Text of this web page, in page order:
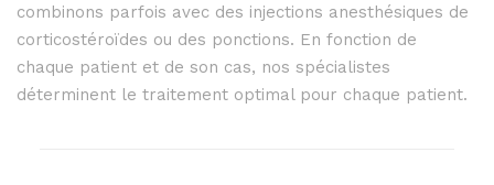
combinons parfois avec des injections anesthésiques de
corticostéroïdes ou des ponctions. En fonction de
chaque patient et de son cas, nos spécialistes
déterminent le traitement optimal pour chaque patient.